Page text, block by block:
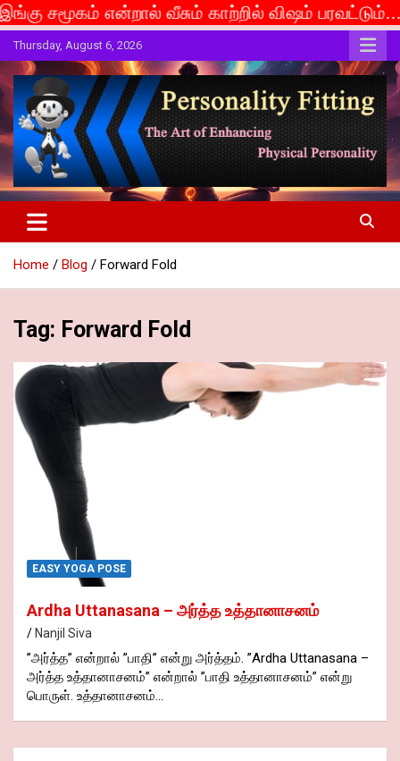
வீசும் காற்றில் விஷம் பரவட்டும்... If caste is
Skip
to
content
Thursday, August 6, 2026
Personality Fitting
The Art of Enhancing Physical Personality
Home Blog Forward Fold
Tag: Forward Fold
EASY YOGA POSE
Ardha Uttanasana – அர்த்த உத்தானாசனம்
Nanjil Siva
”அர்த்த” என்றால் ”பாதி” என்று அர்த்தம். ”Ardha Uttanasana –
அர்த்த உத்தானாசனம்” என்றால் ”பாதி உத்தானாசனம்” என்று
பொருள். உத்தானாசனம்…